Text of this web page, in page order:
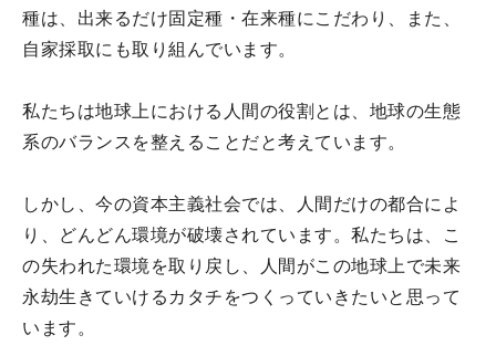
種は、出来るだけ固定種・在来種にこだわり、また、
自家採取にも取り組んでいます。
私たちは地球上における人間の役割とは、地球の生態
系のバランスを整えることだと考えています。
しかし、今の資本主義社会では、人間だけの都合によ
り、どんどん環境が破壊されています。私たちは、こ
の失われた環境を取り戻し、人間がこの地球上で未来
永劫生きていけるカタチをつくっていきたいと思って
います。